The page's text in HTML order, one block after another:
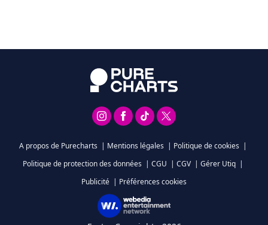
A propos de Purecharts | Mentions légales | Politique de cookies |
Politique de protection des données | CGU | CGV | Gérer Utiq |
Publicité | Préférences cookies